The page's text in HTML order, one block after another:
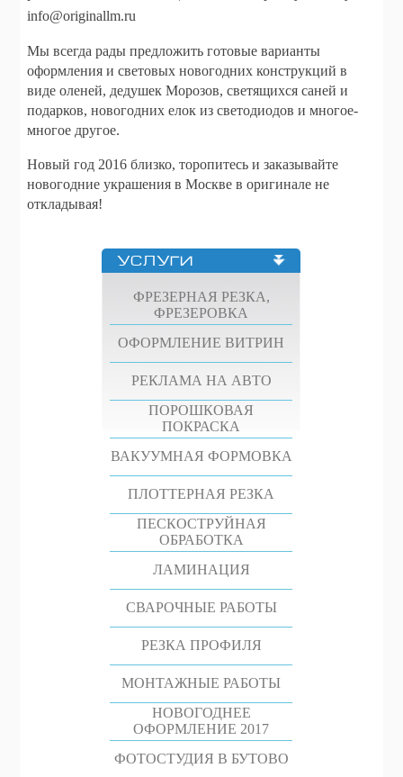
info@originallm.ru
Мы всегда рады предложить готовые варианты
оформления и световых новогодних конструкций в
виде оленей, дедушек Морозов, светящихся саней и
подарков, новогодних елок из светодиодов и многое-
многое другое.
Новый год 2016 близко, торопитесь и заказывайте
новогодние украшения в Москве в оригинале не
откладывая!
УСЛУГИ
ФРЕЗЕРНАЯ РЕЗКА,
ФРЕЗЕРОВКА
ОФОРМЛЕНИЕ ВИТРИН
РЕКЛАМА НА АВТО
ПОРОШКОВАЯ
ПОКРАСКА
ВАКУУМНАЯ ФОРМОВКА
ПЛОТТЕРНАЯ РЕЗКА
ПЕСКОСТРУЙНАЯ
ОБРАБОТКА
ЛАМИНАЦИЯ
СВАРОЧНЫЕ РАБОТЫ
РЕЗКА ПРОФИЛЯ
МОНТАЖНЫЕ РАБОТЫ
НОВОГОДНЕЕ
ОФОРМЛЕНИЕ 2017
ФОТОСТУДИЯ В БУТОВО